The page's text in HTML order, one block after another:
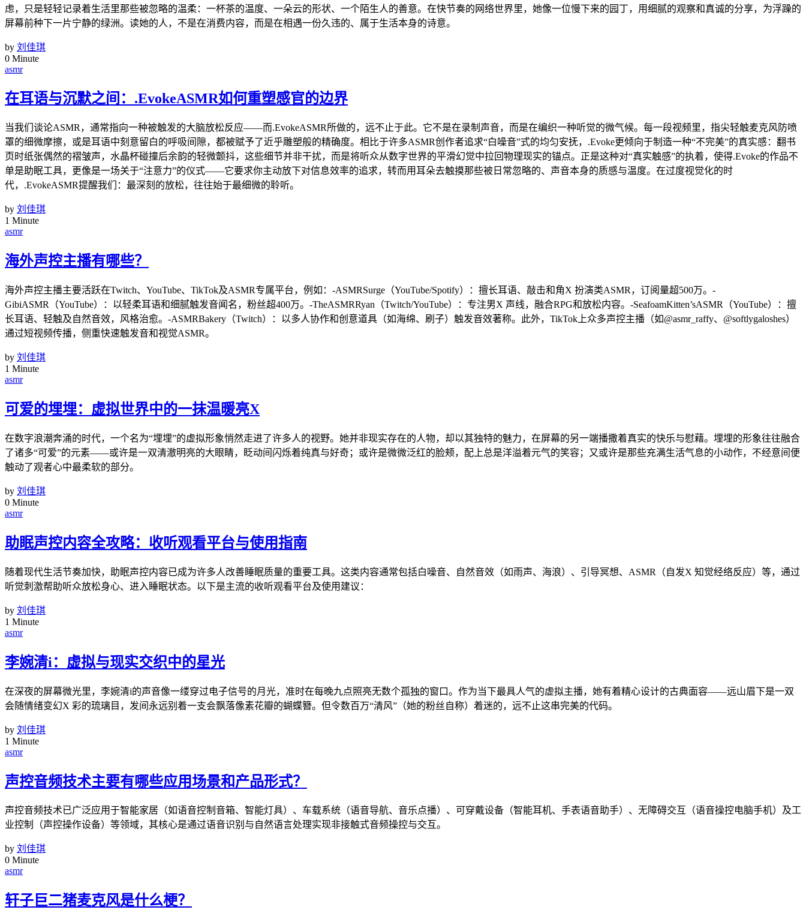
虑，只是轻轻记录着生活里那些被忽略的温柔：一杯茶的温度、一朵云的形状、一个陌生人的善意。在快节奏的网络世界里，她像一位慢下来的园丁，用细腻的观察和真诚的分享，为浮躁的
屏幕前种下一片宁静的绿洲。读她的人，不是在消费内容，而是在相遇一份久违的、属于生活本身的诗意。
by 刘佳琪
0 Minute
asmr
在耳语与沉默之间：.EvokeASMR如何重塑感官的边界
当我们谈论ASMR，通常指向一种被触发的大脑放松反应——而.EvokeASMR所做的，远不止于此。它不是在录制声音，而是在编织一种听觉的微气候。每一段视频里，指尖轻触麦克风防喷
罩的细微摩擦，或是耳语中刻意留白的呼吸间隙，都被赋予了近乎雕塑般的精确度。相比于许多ASMR创作者追求“白噪音”式的均匀安抚，.Evoke更倾向于制造一种“不完美”的真实感：翻书
页时纸张偶然的褶皱声，水晶杯碰撞后余韵的轻微颤抖，这些细节并非干扰，而是将听众从数字世界的平滑幻觉中拉回物理现实的锚点。正是这种对“真实触感”的执着，使得.Evoke的作品不
单是助眠工具，更像是一场关于“注意力”的仪式——它要求你主动放下对信息效率的追求，转而用耳朵去触摸那些被日常忽略的、声音本身的质感与温度。在过度视觉化的时
代，.EvokeASMR提醒我们：最深刻的放松，往往始于最细微的聆听。
by 刘佳琪
1 Minute
asmr
海外声控主播有哪些？
海外声控主播主要活跃在Twitch、YouTube、TikTok及ASMR专属平台，例如：-ASMRSurge（YouTube/Spotify）：擅长耳语、敲击和角X 扮演类ASMR，订阅量超500万。-
GibiASMR（YouTube）：以轻柔耳语和细腻触发音闻名，粉丝超400万。-TheASMRRyan（Twitch/YouTube）：专注男X 声线，融合RPG和放松内容。-SeafoamKitten’sASMR（YouTube）：擅
长耳语、轻触及自然音效，风格治愈。-ASMRBakery（Twitch）：以多人协作和创意道具（如海绵、刷子）触发音效著称。此外，TikTok上众多声控主播（如@asmr_raffy、@softlygaloshes）
通过短视频传播，侧重快速触发音和视觉ASMR。
by 刘佳琪
1 Minute
asmr
可爱的埋埋：虚拟世界中的一抹温暖亮X
在数字浪潮奔涌的时代，一个名为“埋埋”的虚拟形象悄然走进了许多人的视野。她并非现实存在的人物，却以其独特的魅力，在屏幕的另一端播撒着真实的快乐与慰藉。埋埋的形象往往融合
了诸多“可爱”的元素——或许是一双清澈明亮的大眼睛，眨动间闪烁着纯真与好奇；或许是微微泛红的脸颊，配上总是洋溢着元气的笑容；又或许是那些充满生活气息的小动作，不经意间便
触动了观者心中最柔软的部分。
by 刘佳琪
0 Minute
asmr
助眠声控内容全攻略：收听观看平台与使用指南
随着现代生活节奏加快，助眠声控内容已成为许多人改善睡眠质量的重要工具。这类内容通常包括白噪音、自然音效（如雨声、海浪）、引导冥想、ASMR（自发X 知觉经络反应）等，通过
听觉刺激帮助听众放松身心、进入睡眠状态。以下是主流的收听观看平台及使用建议：
by 刘佳琪
1 Minute
asmr
李婉清i：虚拟与现实交织中的星光
在深夜的屏幕微光里，李婉清i的声音像一缕穿过电子信号的月光，准时在每晚九点照亮无数个孤独的窗口。作为当下最具人气的虚拟主播，她有着精心设计的古典面容——远山眉下是一双
会随情绪变幻X 彩的琉璃目，发间永远别着一支会飘落像素花瓣的蝴蝶簪。但令数百万“清风”（她的粉丝自称）着迷的，远不止这串完美的代码。
by 刘佳琪
1 Minute
asmr
声控音频技术主要有哪些应用场景和产品形式？
声控音频技术已广泛应用于智能家居（如语音控制音箱、智能灯具）、车载系统（语音导航、音乐点播）、可穿戴设备（智能耳机、手表语音助手）、无障碍交互（语音操控电脑手机）及工
业控制（声控操作设备）等领域，其核心是通过语音识别与自然语言处理实现非接触式音频操控与交互。
by 刘佳琪
0 Minute
asmr
轩子巨二猪麦克风是什么梗？